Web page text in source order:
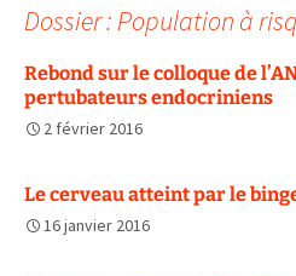
Dossier : Population à
Rebond sur le colloque de
pertubateurs endocriniens
2 février 2016
Le cerveau atteint par le
16 janvier 2016